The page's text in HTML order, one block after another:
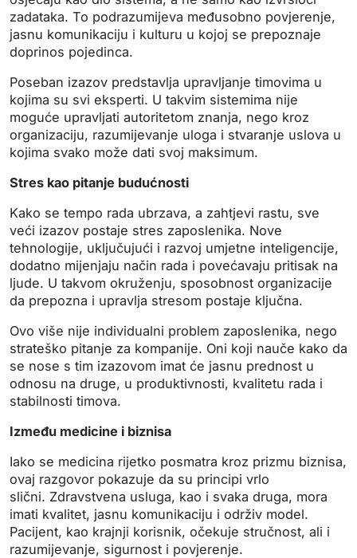
zadataka. To podrazumijeva međusobno povjerenje,
jasnu komunikaciju i kulturu u kojoj se prepoznaje
doprinos pojedinca.
Poseban izazov predstavlja upravljanje timovima u
kojima su svi eksperti. U takvim sistemima nije
moguće upravljati autoritetom znanja, nego kroz
organizaciju, razumijevanje uloga i stvaranje uslova u
kojima svako može dati svoj maksimum.
Stres kao pitanje budućnosti
Kako se tempo rada ubrzava, a zahtjevi rastu, sve
veći izazov postaje stres zaposlenika. Nove
tehnologije, uključujući i razvoj umjetne inteligencije,
dodatno mijenjaju način rada i povećavaju pritisak na
ljude. U takvom okruženju, sposobnost organizacije
da prepozna i upravlja stresom postaje ključna.
Ovo više nije individualni problem zaposlenika, nego
strateško pitanje za kompanije. Oni koji nauče kako da
se nose s tim izazovom imat će jasnu prednost u
odnosu na druge, u produktivnosti, kvalitetu rada i
stabilnosti timova.
Između medicine i biznisa
Iako se medicina rijetko posmatra kroz prizmu biznisa,
ovaj razgovor pokazuje da su principi vrlo
slični. Zdravstvena usluga, kao i svaka druga, mora
imati kvalitet, jasnu komunikaciju i održiv model.
Pacijent, kao krajnji korisnik, očekuje stručnost, ali i
razumijevanje, sigurnost i povjerenje.